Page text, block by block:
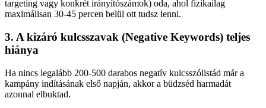
targeting vagy konkrét irányítószámok) oda, ahol fizikailag
maximálisan 30-45 percen belül ott tudsz lenni.
3. A kizáró kulcsszavak (Negative Keywords) teljes
hiánya
Ha nincs legalább 200-500 darabos negatív kulcsszólistád már a
kampány indításának első napján, akkor a büdzséd harmadát
azonnal elbuktad.